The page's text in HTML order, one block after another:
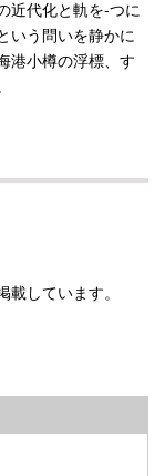
近代化と軌を-つに
いう問いを静かに
港小樽の浮標、す
しています。